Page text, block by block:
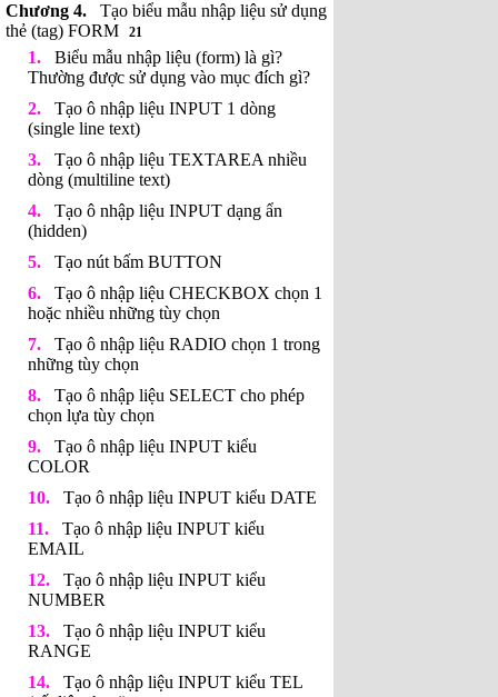
Tạo biểu mẫu nhập liệu sử dụng
thẻ (tag) FORM
21
Biểu mẫu nhập liệu (form) là gì?
Thường được sử dụng vào mục đích gì?
Tạo ô nhập liệu INPUT 1 dòng
(single line text)
Tạo ô nhập liệu TEXTAREA nhiều
dòng (multiline text)
Tạo ô nhập liệu INPUT dạng ẩn
(hidden)
Tạo nút bấm BUTTON
Tạo ô nhập liệu CHECKBOX chọn 1
hoặc nhiều những tùy chọn
Tạo ô nhập liệu RADIO chọn 1 trong
những tùy chọn
Tạo ô nhập liệu SELECT cho phép
chọn lựa tùy chọn
Tạo ô nhập liệu INPUT kiểu
COLOR
Tạo ô nhập liệu INPUT kiểu DATE
Tạo ô nhập liệu INPUT kiểu
EMAIL
Tạo ô nhập liệu INPUT kiểu
NUMBER
Tạo ô nhập liệu INPUT kiểu
RANGE
Tạo ô nhập liệu INPUT kiểu TEL